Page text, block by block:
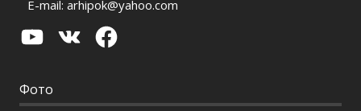
E-mail:arhipok@yahoo.com
YouTube
VK Facebook
Фото